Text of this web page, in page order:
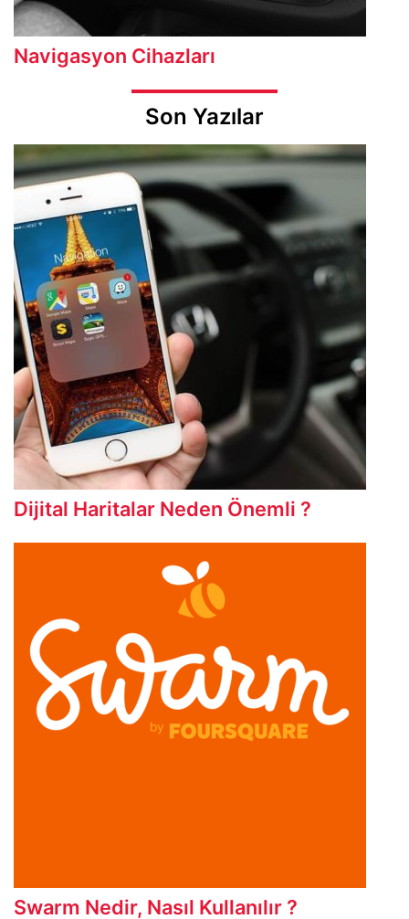
Navigasyon Cihazları
Son Yazılar
Dijital Haritalar Neden Önemli ?
Swarm Nedir, Nasıl Kullanılır ?